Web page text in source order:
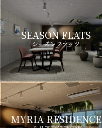
SEASON FLATS
シーズンフラッツ
MYRIA RESIDENCE